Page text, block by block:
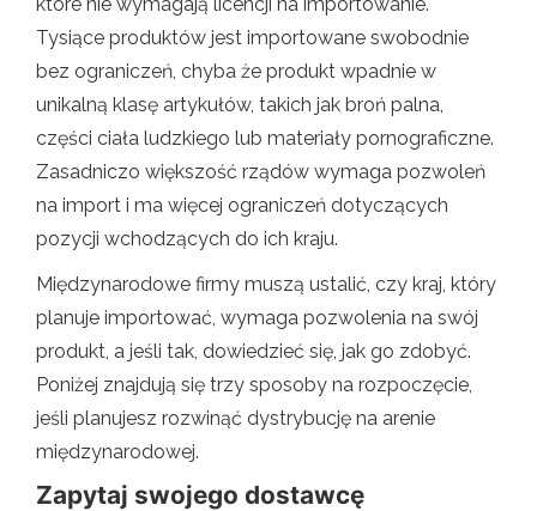
Tysiące produktów jest importowane swobodnie
bez ograniczeń, chyba że produkt wpadnie w
unikalną klasę artykułów, takich jak broń palna,
części ciała ludzkiego lub materiały pornograficzne.
Zasadniczo większość rządów wymaga pozwoleń
na import i ma więcej ograniczeń dotyczących
pozycji wchodzących do ich kraju.
Międzynarodowe firmy muszą ustalić, czy kraj, który
planuje importować, wymaga pozwolenia na swój
produkt, a jeśli tak, dowiedzieć się, jak go zdobyć.
Poniżej znajdują się trzy sposoby na rozpoczęcie,
jeśli planujesz rozwinąć dystrybucję na arenie
międzynarodowej.
Zapytaj swojego dostawcę